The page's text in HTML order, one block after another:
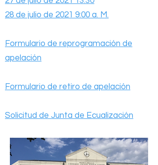
28 de julio de 2021 9:00 a. M.
Formulario de reprogramación de
apelación
Formulario de retiro de apelación
Solicitud de Junta de Ecualización